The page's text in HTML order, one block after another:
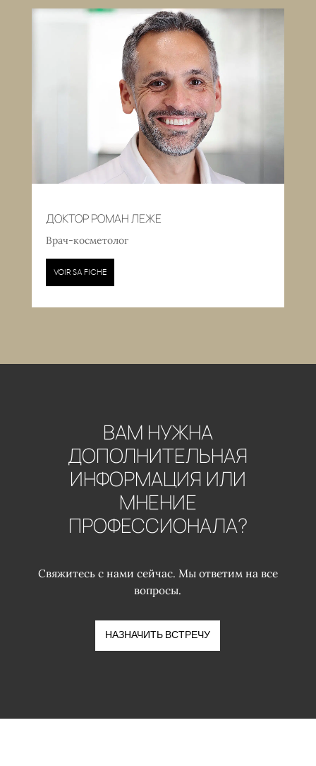
ДОКТОР РОМАН ЛЕЖЕ
Врач-косметолог
VOIR SA FICHE
ВАМ НУЖНА
ДОПОЛНИТЕЛЬНАЯ
ИНФОРМАЦИЯ ИЛИ
МНЕНИЕ
ПРОФЕССИОНАЛА?
Свяжитесь с нами сейчас. Мы ответим на все
вопросы.
НАЗНАЧИТЬ ВСТРЕЧУ